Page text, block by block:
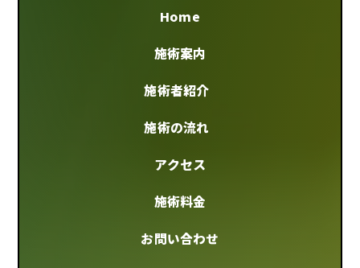
Home
施術案内
施術者紹介
施術の流れ
アクセス
施術料金
お問い合わせ